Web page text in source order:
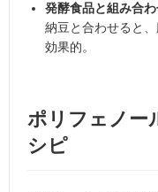
発酵食品と組み合
納豆と合わせると
効果的。
ポリフェノー
シピ